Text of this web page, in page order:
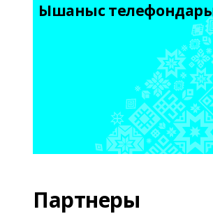
Ышаныс
Партнеры